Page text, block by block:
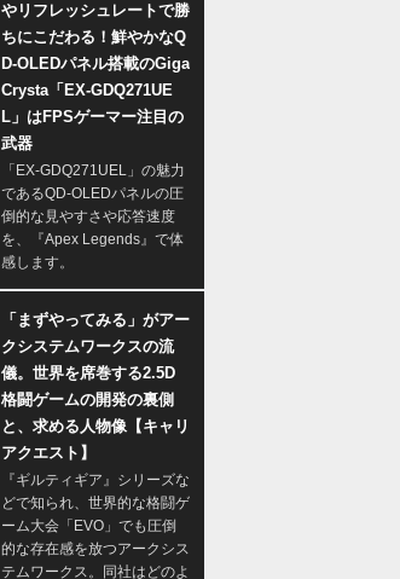
やリフレッシュレートで勝
ちにこだわる！鮮やかなQ
D-OLEDパネル搭載のGiga
Crysta「EX-GDQ271UE
L」はFPSゲーマー注目の
武器
「EX-GDQ271UEL」の魅力
であるQD-OLEDパネルの圧
倒的な見やすさや応答速度
を、『Apex Legends』で体
感します。
「まずやってみる」がアー
クシステムワークスの流
儀。世界を席巻する2.5D
格闘ゲームの開発の裏側
と、求める人物像【キャリ
アクエスト】
『ギルティギア』シリーズな
どで知られ、世界的な格闘ゲ
ーム大会「EVO」でも圧倒
的な存在感を放つアークシス
テムワークス。同社はどのよ